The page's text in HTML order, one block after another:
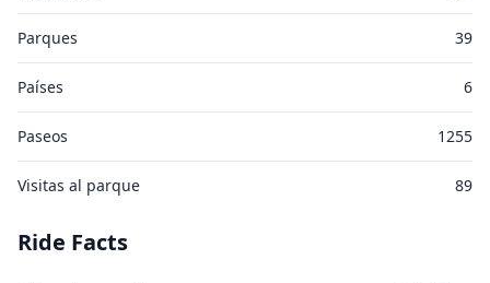
Parques 39
Países 6
Paseos 1255
Visitas al parque 89
Ride Facts